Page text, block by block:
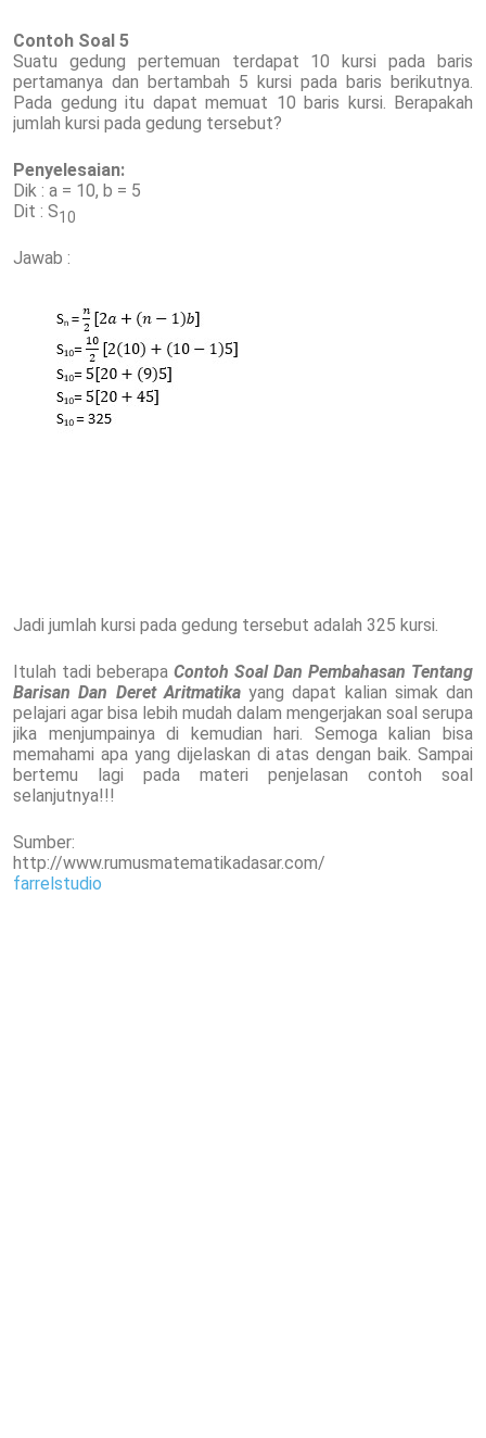
Contoh Soal 5
Suatu gedung pertemuan terdapat 10 kursi pada baris
pertamanya dan bertambah 5 kursi pada baris berikutnya.
Pada gedung itu dapat memuat 10 baris kursi. Berapakah
jumlah kursi pada gedung tersebut?
Penyelesaian:
Dik : a = 10, b = 5
Dit : S10
Jawab :
Jadi jumlah kursi pada gedung tersebut adalah 325 kursi.
Itulah tadi beberapa Contoh Soal Dan Pembahasan Tentang
Barisan Dan Deret Aritmatika yang dapat kalian simak dan
pelajari agar bisa lebih mudah dalam mengerjakan soal serupa
jika menjumpainya di kemudian hari. Semoga kalian bisa
memahami apa yang dijelaskan di atas dengan baik. Sampai
bertemu lagi pada materi penjelasan contoh soal
selanjutnya!!!
Sumber:
http://www.rumusmatematikadasar.com/
farrelstudio